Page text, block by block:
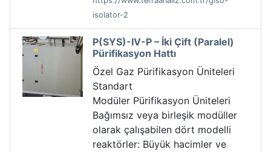
isolator-2
P(SYS)-IV-P – İki Çift (Paralel)
Pürifikasyon Hattı
Özel Gaz Pürifikasyon Üniteleri
Standart
Modüler Pürifikasyon Üniteleri
Bağımsız veya birleşik modüller
olarak çalışabilen dört modelli
reaktörler: Büyük hacimler ve